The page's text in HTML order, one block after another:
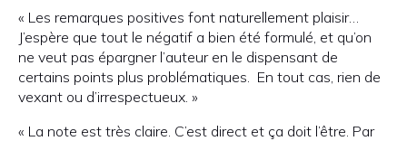
« Les remarques positives font naturellement plaisir…
J’espère que tout le négatif a bien été formulé, et qu’on
ne veut pas épargner l’auteur en le dispensant de
certains points plus problématiques. En tout cas, rien de
vexant ou d’irrespectueux. »
« La note est très claire. C’est direct et ça doit l’être. Par